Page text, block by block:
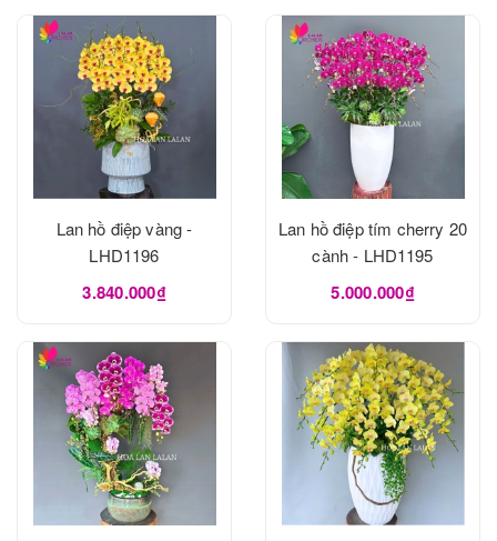
Lan hồ điệp vàng -
LHD1196
3.840.000₫
Lan hồ điệp tím cherry 20
cành - LHD1195
5.000.000₫